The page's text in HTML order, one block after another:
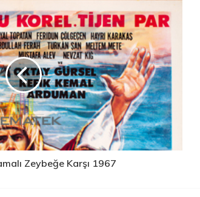
Zeybeğe Karşı 1967